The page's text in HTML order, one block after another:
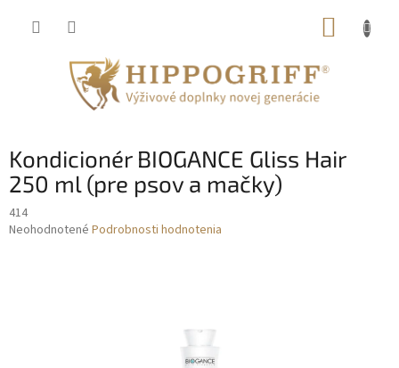
Kondicionér BIOGANCE Gliss Hair
250 ml (pre psov a mačky)
414
Priemerné
Neohodnotené Podrobnosti hodnotenia